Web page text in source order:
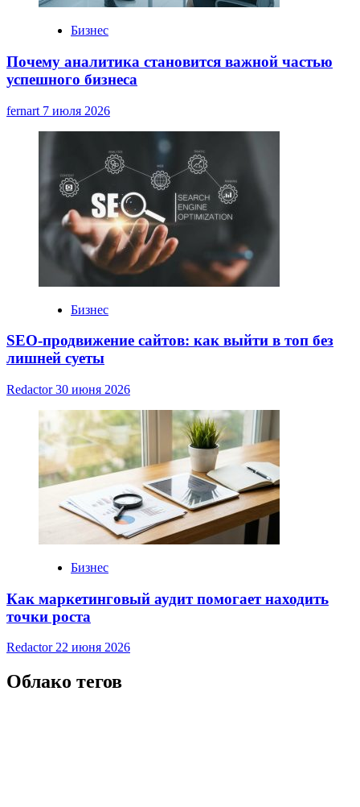
Бизнес
Почему аналитика становится важной частью
успешного бизнеса
fernart 7 июля 2026
Бизнес
SEO-продвижение сайтов: как выйти в топ без
лишней суеты
Redactor30 июня 2026
Бизнес
Как маркетинговый аудит помогает находить
точки роста
Redactor22 июня 2026
Облако тегов